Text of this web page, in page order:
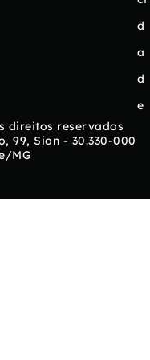
d
a
d
e
direitos reservados
99, Sion - 30.330-000
MG